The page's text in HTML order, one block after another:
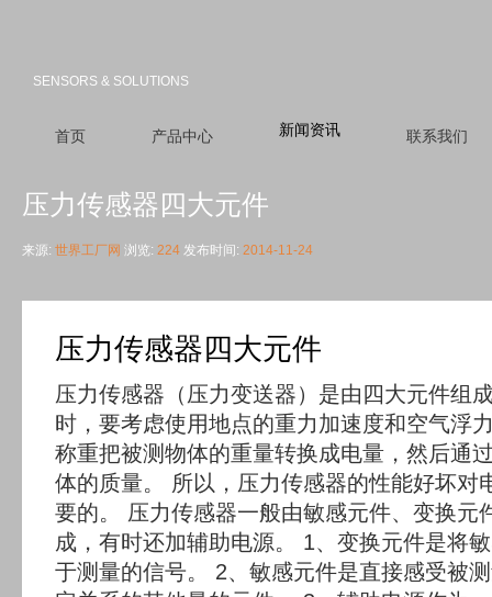
SENSORS & SOLUTIONS
首页 产品中心 新闻资讯 联系我们
压力传感器四大元件
来源: 世界工厂网 浏览: 224 发布时间: 2014-11-24
压力传感器四大元件
压力传感器（压力变送器）是由四大元件组
时，要考虑使用地点的重力加速度和空气浮
称重把被测物体的重量转换成电量，然后通
体的质量。 所以，压力传感器的性能好坏对
要的。 压力传感器一般由敏感元件、变换元
成，有时还加辅助电源。 1、变换元件是将
于测量的信号。 2、敏感元件是直接感受被